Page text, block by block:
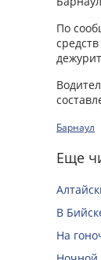
По
Барнаул
Еще
В
На